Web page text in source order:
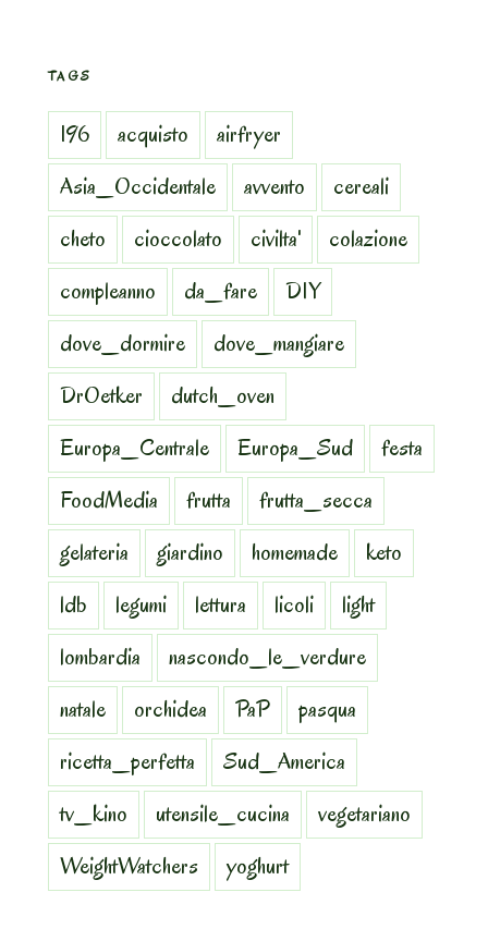
TAGS
196 acquisto
airfryer
Asia_Occidentale
avvento
cereali
cheto
cioccolato civilta'
colazione
compleanno
da_fare
DIY
dove_dormire
dove_mangiare
DrOetker
dutch_oven
Europa_Centrale
Europa_Sud
festa
FoodMedia
frutta
frutta_secca
gelateria
giardino homemade
keto
ldb
legumi lettura licoli
light
lombardia
nascondo_le_verdure
natale
orchidea PaP
pasqua
ricetta_perfetta
Sud_America
tv_kino
utensile_cucina
vegetariano
WeightWatchers
yoghurt